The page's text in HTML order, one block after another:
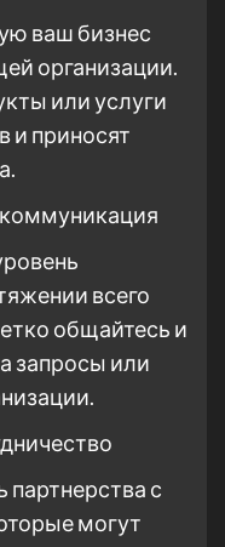
ваш бизнес
организации.
или услуги
и приносят
всего
общайтесь и
запросы или
с
могут